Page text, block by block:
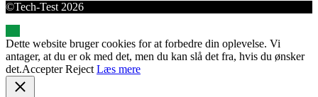
©Tech-Test 2026
Dette website bruger cookies for at forbedre din oplevelse. Vi
antager, at du er ok med det, men du kan slå det fra, hvis du ønsker
det.Accepter Reject Læs mere